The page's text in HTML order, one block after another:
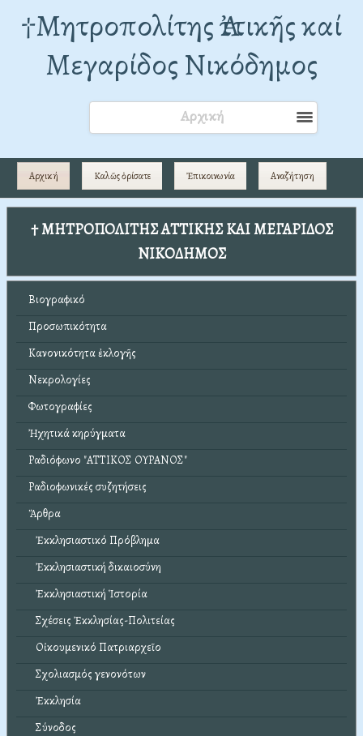
†Mητροπολίτης Ἀττικῆς καί
Μεγαρίδος Νικόδημος
Αρχική
Αρχική Καλῶς ὁρίσατε Ἐπικοινωνία Αναζήτηση
† ΜΗΤΡΟΠΟΛΙΤΗΣ ΑΤΤΙΚΗΣ ΚΑΙ ΜΕΓΑΡΙΔΟΣ
ΝΙΚΟΔΗΜΟΣ
Βιογραφικό
Προσωπικότητα
Κανονικότητα ἐκλογῆς
Νεκρολογίες
Φωτογραφίες
Ἠχητικά κηρύγματα
Ραδιόφωνο "ΑΤΤΙΚΟΣ ΟΥΡΑΝΟΣ"
Ραδιοφωνικές συζητήσεις
Ἄρθρα
Ἐκκλησιαστικό Πρόβλημα
Ἐκκλησιαστική δικαιοσύνη
Ἐκκλησιαστική Ἱστορία
Σχέσεις Ἐκκλησίας-Πολιτείας
Οἰκουμενικό Πατριαρχεῖο
Σχολιασμός γενονότων
Ἐκκλησία
Σύνοδος